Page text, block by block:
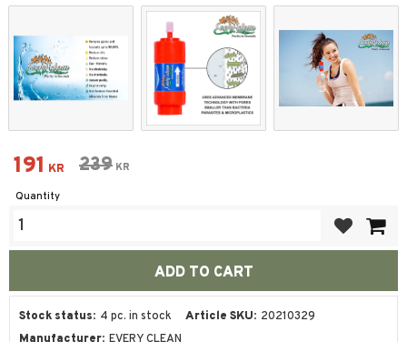
Reduced price:
191 KR Original price:
239 KR
Quantity
Stock status 4 pc. in stock Article SKU
20210329